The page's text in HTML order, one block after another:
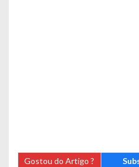
Gostou do Artigo ?